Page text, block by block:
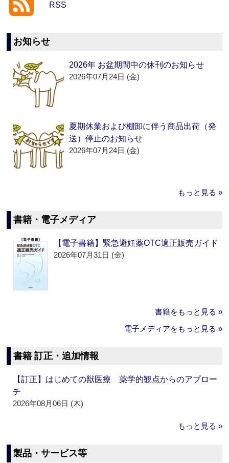
RSS
お知らせ
2026年 お盆期間中の休刊のお知らせ
2026年07月24日 (金)
夏期休業および棚卸に伴う商品出荷（発
送）停止のお知らせ
2026年07月24日 (金)
もっと見る »
書籍・電子メディア
【電子書籍】緊急避妊薬OTC適正販売ガイド
2026年07月31日 (金)
書籍をもっと見る »
電子メディアをもっと見る »
書籍 訂正・追加情報
【訂正】はじめての獣医療 薬学的観点からのアプロー
チ
2026年08月06日 (木)
もっと見る »
製品・サービス等